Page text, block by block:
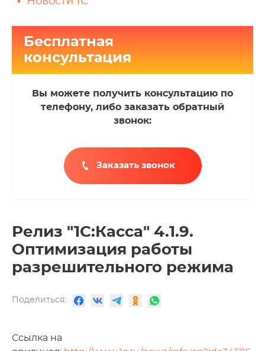
Бесплатная
консультация
Вы можете получить консультацию по
телефону, либо заказать обратный
звонок:
Заказать звонок
Релиз "1С:Касса" 4.1.9.
Оптимизация работы
разрешительного режима
Поделиться:
Ссылка на